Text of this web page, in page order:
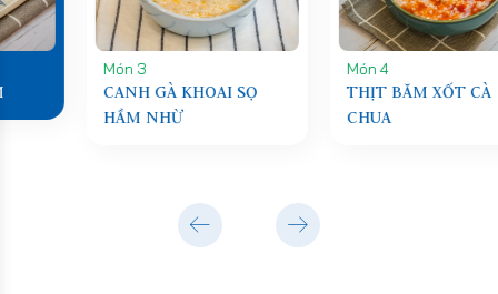
CANH GÀ KHOAI SỌ
HẦM NHỪ
THỊT BĂM XỐT CÀ